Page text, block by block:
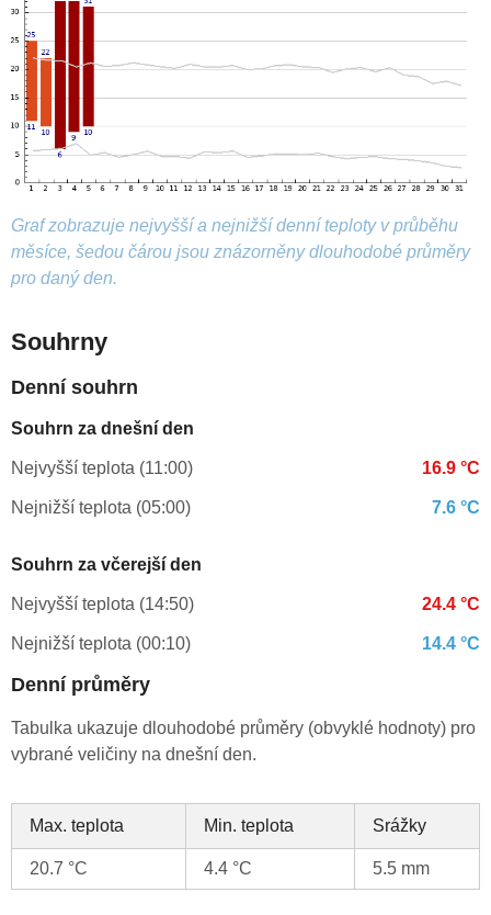
Graf zobrazuje nejvyšší a nejnižší denní teploty v průběhu
měsíce, šedou čárou jsou znázorněny dlouhodobé průměry
pro daný den.
Souhrny
Denní souhrn
Souhrn za dnešní den
Nejvyšší teplota (11:00) 16.9 °C
Nejnižší teplota (05:00) 7.6 °C
Souhrn za včerejší den
Nejvyšší teplota (14:50) 24.4 °C
Nejnižší teplota (00:10) 14.4 °C
Denní průměry
Tabulka ukazuje dlouhodobé průměry (obvyklé hodnoty) pro
vybrané veličiny na dnešní den.
Max. teplota Min. teplota Srážky
20.7 °C 4.4 °C 5.5 mm